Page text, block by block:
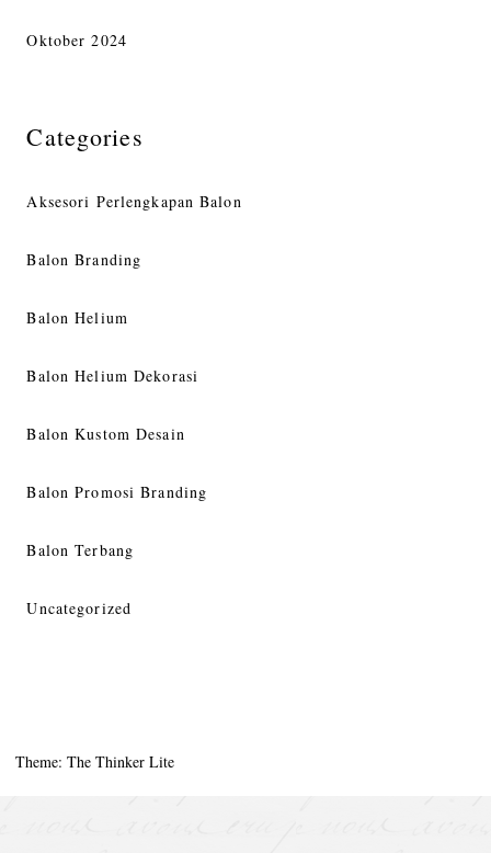
Oktober 2024
Categories
Aksesori Perlengkapan Balon
Balon Branding
Balon Helium
Balon Helium Dekorasi
Balon Kustom Desain
Balon Promosi Branding
Balon Terbang
Uncategorized
Theme: The Thinker Lite